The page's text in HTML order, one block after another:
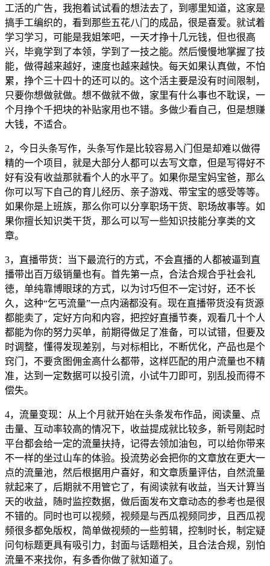
工活的广告，我抱着试试看的想法去了，到哪里知道，这家是
搞手工编织的，看到那些五花八门的成品，很是喜爱。就试着
学习学习，可能是我姐笨吧，一天才挣十几元钱，但也很高
兴，毕竟学到了本领，学到了一技之能。然后慢慢地掌握了技
能，做得越来越好，速度也越来越快。每天如果认真做，不怕
累，挣个三十四十的还可以的。这个活主要是没有时间限制，
只要你想做就做。想不做就不做，家里有什么事也不耽误，一
个月挣个千把块的补贴家用也不错。多做少看自己，但是想赚
大钱，不适合。
2，今日头条写作，头条写作是比较容易入门但是却难以做得
精的一个项目，就是大部分人都可以去写文章，但是写得好不
好有没有收益那就看个人的水平了。如果你是宝妈宝爸，那么
你可以写下自己的育儿经历、亲子游戏、带宝宝的感受等等。
如果你是上班族，那么你可以分享职场干货、职场故事等。如
果你擅长知识类干货，那么可以写一些知识技能分享类的文
章。
3，直播带货：当下最流行的方式，不会直播的人都被逼到直
播带出百万级销量也有。首先第一点，合法合规合乎社会礼
徳，单纯靠博眼球的方式，以为讨巧但不一定讨好，还不长
久，这种“乞丐流量”一点内涵都没有。现在直播带货没有货源
都能卖了，定好方向和内容，把控好直播节奏，观看几十个人
都能为你的努力买单，前期得做足了准备，可以试错，但要及
时调整，懂得发现差别，与对标相比，不断优化，产品也是个
窍门，不要贪图佣金高什么都带，这样匹配的用户流量也不精
准，达到一定数据可以投引流，小试牛刀即可，别乱投而得不
偿失。
4，流量变现：从上个月就开始在头条发布作品，阅读量、点
击量、互动率较高的情况下，收益提成就比较多，新号刚起时
平台都会给一定的流量扶持，记得去领加油包，可以给你带来
不一样的坐过山车的体验。投流势必会把你的文章放在更大一
点的流量池，然后根据用户喜好，和文章质量评估，自然流量
就起来了，后期就不用管它了，有阅读就有收益，当天计算当
天的收益，随时监控数据，做后面发布文章动态的参考也是很
不错的。同时也可以视频，视频是与西瓜视频同步，且西瓜视
频很多都免版权，简单做视频的一些剪辑，控制时长，制定疑
问句标题更具有吸引力，封面与话题相关，且合法合规，别怕
流量不来找你，有多香你做了就知道了。